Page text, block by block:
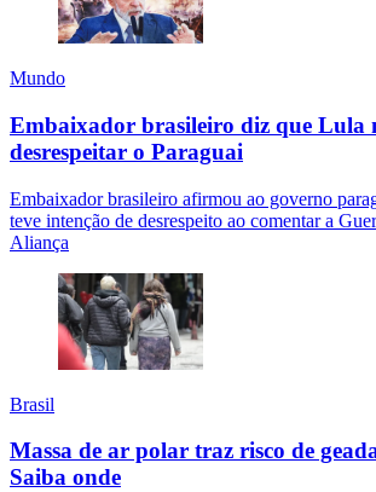
Mundo
Embaixador brasileiro diz que Lula
desrespeitar o Paraguai
Embaixador brasileiro afirmou ao governo
teve intenção de desrespeito ao comentar a
Aliança
Brasil
Massa de ar polar traz risco de
Saiba onde